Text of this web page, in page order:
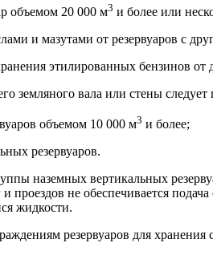
объемом 20 000 м3 и более или
и мазутами от резервуаров с
этилированных бензинов от
земляного вала или стены
объемом 10 000 м3 и более;
резервуаров.
наземных вертикальных
проездов не обеспечивается
жидкости.
резервуаров для